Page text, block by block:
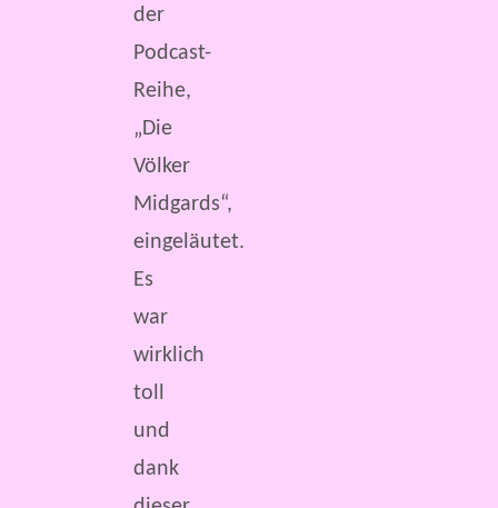
der
Podcast-
Reihe,
„Die
Völker
Midgards“,
eingeläutet.
Es
war
wirklich
toll
und
dank